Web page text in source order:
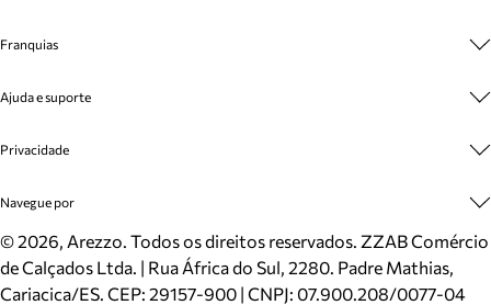
Cashback
Venda Corporativa
Mapa do Site
Inverno
Mundo Arezzo
Franquias
Plano de Negócio
Ajuda e suporte
Cadastro
Meus Pedidos
Trocas e Devoluções
Cartão Presente
Localizador de lojas
Privacidade
Politica e Privacidade
Navegue por
Sapatos
Bolsas
Scarpins
©2026, Arezzo. Todos os direitos reservados. ZZAB Comércio
de Calçados Ltda. | Rua África do Sul, 2280. Padre Mathias,
Cariacica/ES. CEP: 29157-900 | CNPJ: 07.900.208/0077-04